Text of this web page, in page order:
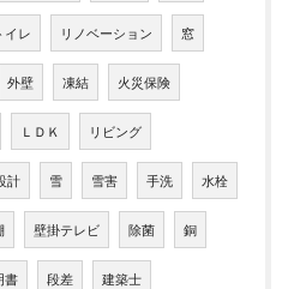
イレ リノベーション 窓
外壁 凍結 火災保険
ＬＤＫ リビング
計 雪 雪害 手洗 水栓
壁掛テレビ 除菌 銅
書 段差 建築士